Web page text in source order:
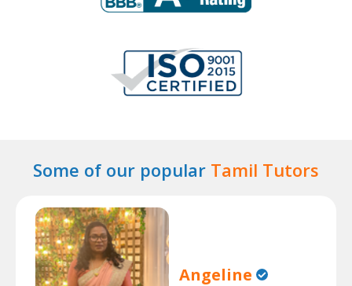
Some of our popular Tamil Tutors
Angeline